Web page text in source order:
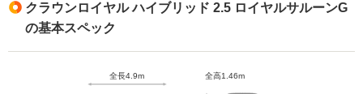
クラウンロイヤル ハイブリッド 2.5 ロイヤルサルーンG
の基本スペック
全長4.9m 全高1.46m